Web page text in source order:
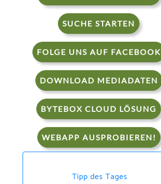
SUCHE STARTEN
FOLGE UNS AUF FACEBOOK
DOWNLOAD MEDIADATEN
BYTEBOX CLOUD LÖSUNG
WEBAPP AUSPROBIEREN!
Tipp des Tages